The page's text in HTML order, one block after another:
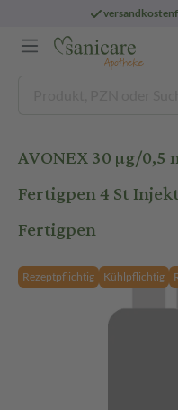
AVONEX 30 µg/
Fertigpen 4 St
Fertigpen
Rezeptpflichtig Kühlpflichtig